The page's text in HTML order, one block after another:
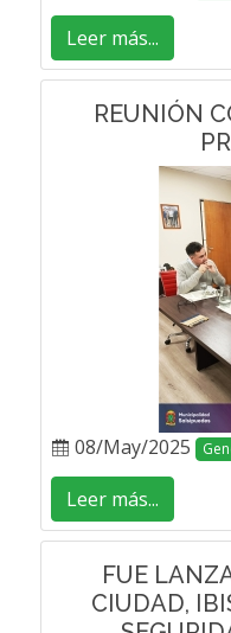
Leer más...
REUNIÓN
08/May/2025
Leer más...
FUE
CIUDAD,